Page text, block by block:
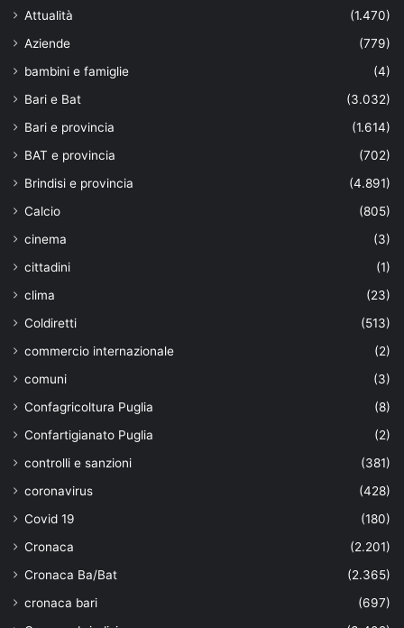
Attualità
(1.470)
Aziende
(779)
bambini e famiglie
(4)
Bari e Bat
(3.032)
Bari e provincia
(1.614)
BAT e provincia
(702)
Brindisi e provincia
(4.891)
Calcio
(805)
cinema
(3)
cittadini
(1)
clima
(23)
Coldiretti
(513)
commercio internazionale
(2)
comuni
(3)
Confagricoltura Puglia
(8)
Confartigianato Puglia
(2)
controlli e sanzioni
(381)
coronavirus
(428)
Covid 19
(180)
Cronaca
(2.201)
Cronaca Ba/Bat
(2.365)
cronaca bari
(697)